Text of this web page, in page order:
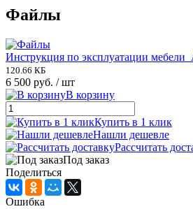
Файлы
Инструкция по эксплуатации
120.66 КБ
6 500 руб. / шт
В корзину
Купить в 1 клик
Нашли дешевле
Рассчитать
Под заказ
Поделиться
Ошибка